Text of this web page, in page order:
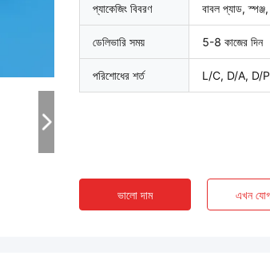
প্যাকেজিং বিবরণ বাবল প্যাড,
ডেলিভারি সময় 5-8 কাজের দিন
পরিশোধের শর্ত L/C, D/A, D/P,
ভালো দাম এখন